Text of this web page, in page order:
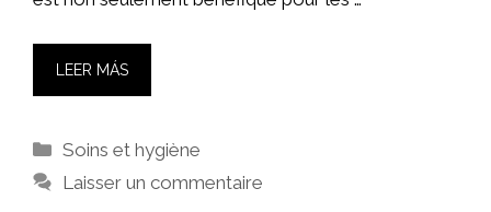
LEER MÁS
Catégories
Soins et hygiène
Laisser un commentaire